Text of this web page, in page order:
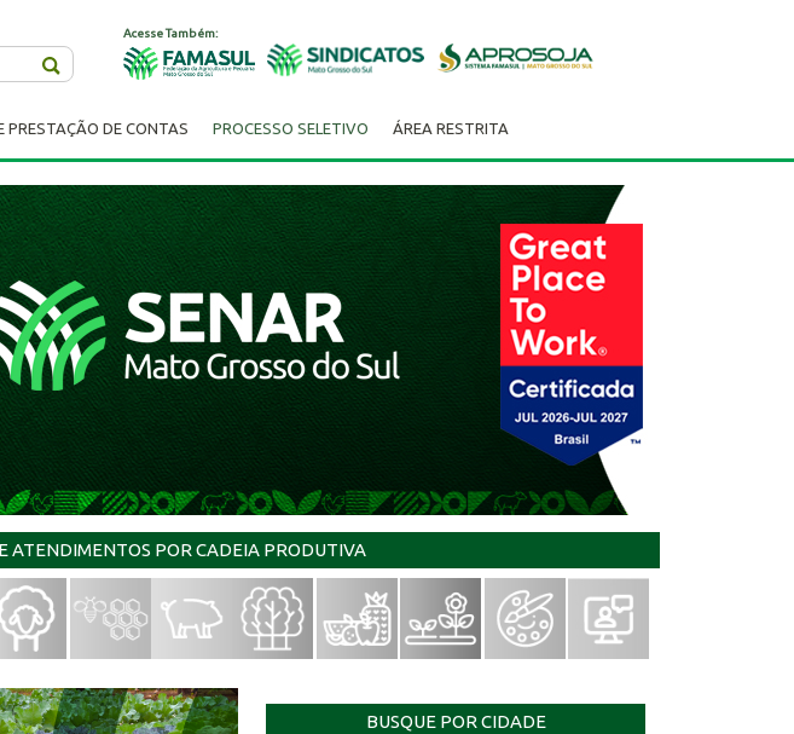
Acesse Também:
PRESTAÇÃO DE CONTAS PROCESSO SELETIVO
ÁREA RESTRITA
ATENDIMENTOS POR CADEIA PRODUTIVA
BUSQUE POR CIDADE